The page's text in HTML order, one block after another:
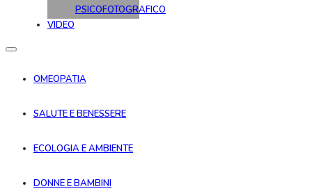
PSICOFOTOGRAFICO
VIDEO
OMEOPATIA
SALUTE E BENESSERE
ECOLOGIA E AMBIENTE
DONNE E BAMBINI